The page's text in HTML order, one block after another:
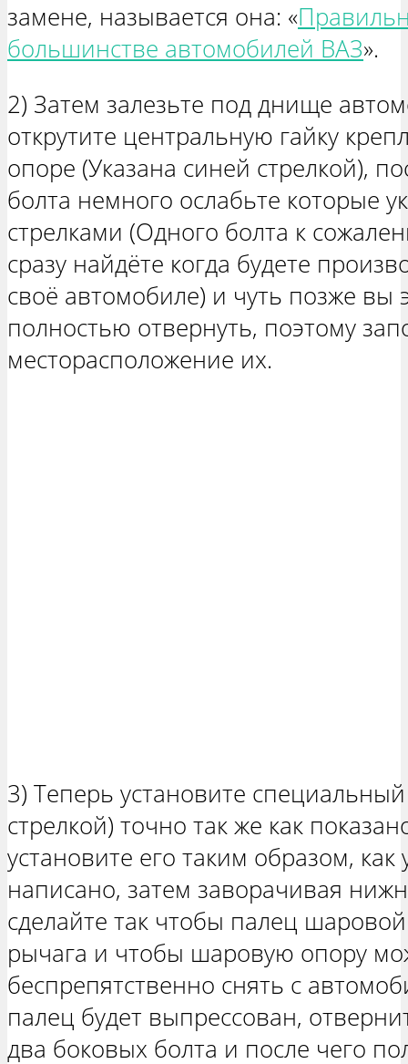
замене, называется она: «
большинстве автомобилей ВАЗ».
2) Затем залезьте под днище
открутите центральную гайку
опоре (Указана синей стрелкой),
болта немного ослабьте которые
стрелками (Одного болта к
сразу найдёте когда будете
своё автомобиле) и чуть позже вы
полностью отвернуть, поэтому
месторасположение их.
3) Теперь установите
стрелкой) точно так же как
установите его таким образом,
написано, затем заворачивая
сделайте так чтобы палец
рычага и чтобы шаровую опору
беспрепятственно снять с
палец будет выпрессован,
два боковых болта и после чего